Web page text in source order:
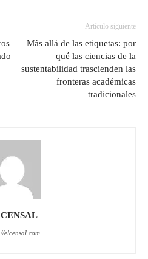
Artículo siguiente
Más allá de las etiquetas: por
qué las ciencias de la
sustentabilidad trascienden las
fronteras académicas
tradicionales
elcensal.com